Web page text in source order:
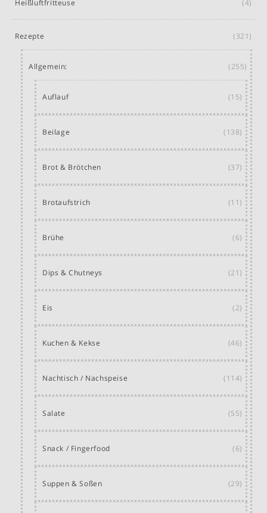
Heißluftfritteuse (4)
Rezepte (321)
Allgemein: (255)
Auflauf (15)
Beilage (138)
Brot & Brötchen (37)
Brotaufstrich (11)
Brühe (6)
Dips & Chutneys (21)
Eis (2)
Kuchen & Kekse (46)
Nachtisch / Nachspeise (114)
Salate (55)
Snack / Fingerfood (6)
Suppen & Soßen (29)